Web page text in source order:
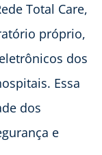
Total Care,
próprio,
dos
Essa
dos
e